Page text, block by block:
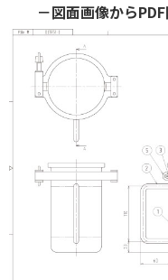
－図面画像から